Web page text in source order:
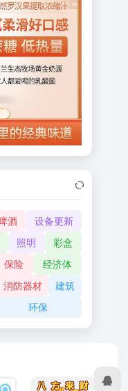
酒
设备更新
照明
彩盒
保险
经济体
消防器材
建筑
环保